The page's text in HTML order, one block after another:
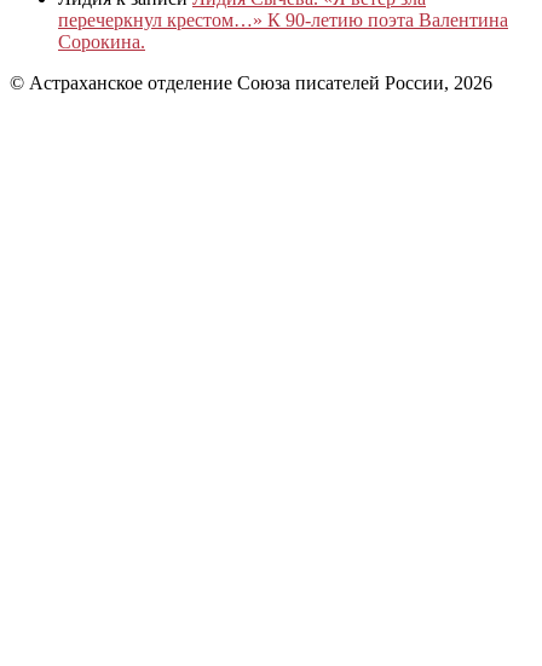
перечеркнул крестом…» К 90-летию поэта Валентина
Сорокина.
© Астраханское отделение Союза писателей России, 2026